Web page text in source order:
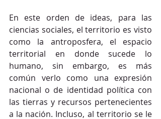
En este orden de ideas, para las
ciencias sociales, el territorio es visto
como la antroposfera, el espacio
territorial en donde sucede lo
humano, sin embargo, es más
común verlo como una expresión
nacional o de identidad política con
las tierras y recursos pertenecientes
a la nación. Incluso, al territorio se le